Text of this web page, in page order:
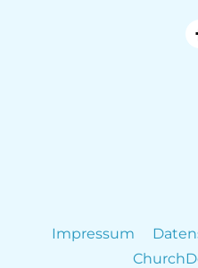
Impressum